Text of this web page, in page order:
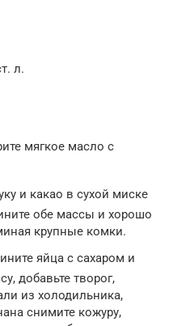
л.
мягкое масло с
и какао в сухой миске
обе массы и хорошо
крупные комки.
яйца с сахаром и
добавьте творог,
из холодильника,
снимите кожуру,